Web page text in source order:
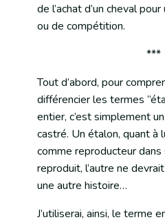
de l’achat d’un cheval
ou de compétition.
***
Tout d’abord, pour
différencier les termes
entier, c’est simplement
castré. Un étalon, quant à
comme reproducteur dans
reproduit, l’autre ne
une autre histoire…
J’utiliserai, ainsi, le terme